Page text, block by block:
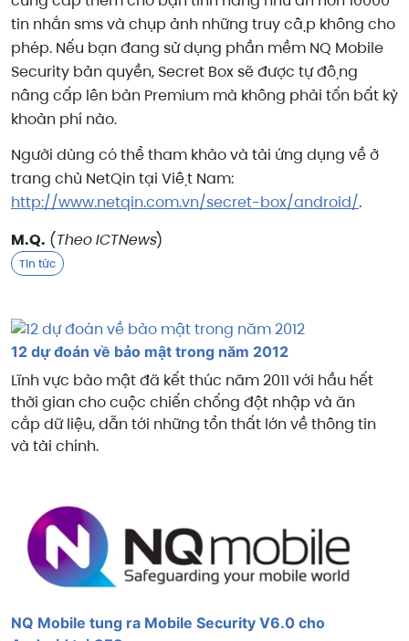
tin nhắn sms và chụp ảnh những truy cập không cho
phép. Nếu bạn đang sử dụng phần mềm NQ Mobile
Security bản quyền, Secret Box sẽ được tự động
nâng cấp lên bản Premium mà không phải tốn bất kỳ
khoản phí nào.
Người dùng có thể tham khảo và tải ứng dụng về ở
trang chủ NetQin tại Việt Nam:
http://www.netqin.com.vn/secret-box/android/.
M.Q. (Theo ICTNews)
Tin tức
12 dự đoán về bảo mật trong năm 2012
Lĩnh vực bảo mật đã kết thúc năm 2011 với hầu hết
thời gian cho cuộc chiến chống đột nhập và ăn
cắp dữ liệu, dẫn tới những tổn thất lớn về thông tin
và tài chính.
NQ Mobile tung ra Mobile Security V6.0 cho